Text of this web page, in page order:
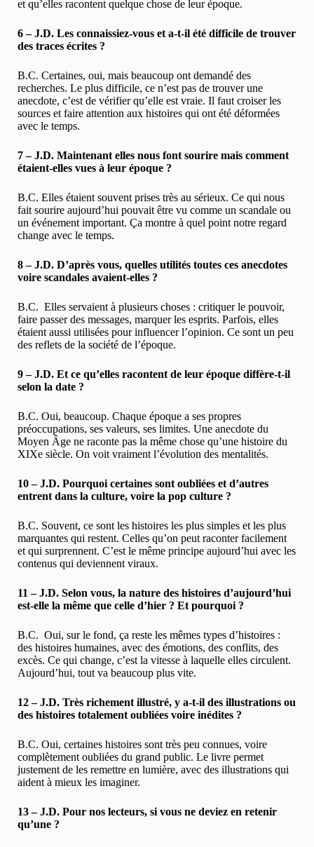
et qu’elles racontent quelque chose de leur époque.
6 – J.D. Les connaissiez-vous et a-t-il été difficile de trouver
des traces écrites ?
B.C. Certaines, oui, mais beaucoup ont demandé des
recherches. Le plus difficile, ce n’est pas de trouver une
anecdote, c’est de vérifier qu’elle est vraie. Il faut croiser les
sources et faire attention aux histoires qui ont été déformées
avec le temps.
7 – J.D. Maintenant elles nous font sourire mais comment
étaient-elles vues à leur époque ?
B.C. Elles étaient souvent prises très au sérieux. Ce qui nous
fait sourire aujourd’hui pouvait être vu comme un scandale ou
un événement important. Ça montre à quel point notre regard
change avec le temps.
8 – J.D. D’après vous, quelles utilités toutes ces anecdotes
voire scandales avaient-elles ?
B.C. Elles servaient à plusieurs choses : critiquer le pouvoir,
faire passer des messages, marquer les esprits. Parfois, elles
étaient aussi utilisées pour influencer l’opinion. Ce sont un peu
des reflets de la société de l’époque.
9 – J.D. Et ce qu’elles racontent de leur époque diffère-t-il
selon la date ?
B.C. Oui, beaucoup. Chaque époque a ses propres
préoccupations, ses valeurs, ses limites. Une anecdote du
Moyen Âge ne raconte pas la même chose qu’une histoire du
XIXe siècle. On voit vraiment l’évolution des mentalités.
10 – J.D. Pourquoi certaines sont oubliées et d’autres
entrent dans la culture, voire la pop culture ?
B.C. Souvent, ce sont les histoires les plus simples et les plus
marquantes qui restent. Celles qu’on peut raconter facilement
et qui surprennent. C’est le même principe aujourd’hui avec les
contenus qui deviennent viraux.
11 – J.D. Selon vous, la nature des histoires d’aujourd’hui
est-elle la même que celle d’hier ? Et pourquoi ?
B.C. Oui, sur le fond, ça reste les mêmes types d’histoires :
des histoires humaines, avec des émotions, des conflits, des
excès. Ce qui change, c’est la vitesse à laquelle elles circulent.
Aujourd’hui, tout va beaucoup plus vite.
12 – J.D. Très richement illustré, y a-t-il des illustrations ou
des histoires totalement oubliées voire inédites ?
B.C. Oui, certaines histoires sont très peu connues, voire
complètement oubliées du grand public. Le livre permet
justement de les remettre en lumière, avec des illustrations qui
aident à mieux les imaginer.
13 – J.D. Pour nos lecteurs, si vous ne deviez en retenir
qu’une ?